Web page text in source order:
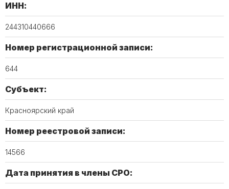
ИНН:
244310440666
Номер регистрационной записи:
644
Субъект:
Красноярский край
Номер реестровой записи:
14566
Дата принятия в члены СРО: